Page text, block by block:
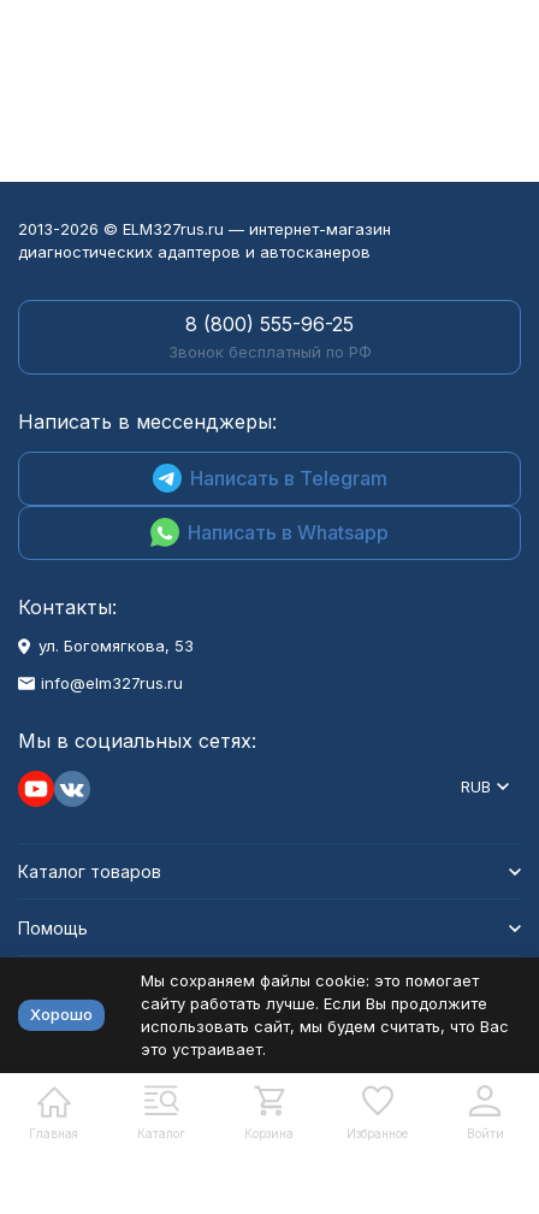
Главная Каталог Корзина Избранное Войти
2013-2026 © ELM327rus.ru — интернет-магазин
диагностических адаптеров и автосканеров
8 (800) 555-96-25
Звонок бесплатный по РФ
Написать в мессенджеры:
Написать в Telegram
Написать в Whatsapp
Контакты:
ул. Богомягкова, 53
info@elm327rus.ru
Мы в социальных сетях:
RUB
Каталог товаров
Помощь
Политика персональных данных
Разработано в bodysite.ru
Хорошо
Мы сохраняем файлы cookie: это помогает
сайту работать лучше. Если Вы продолжите
использовать сайт, мы будем считать, что Вас
это устраивает.